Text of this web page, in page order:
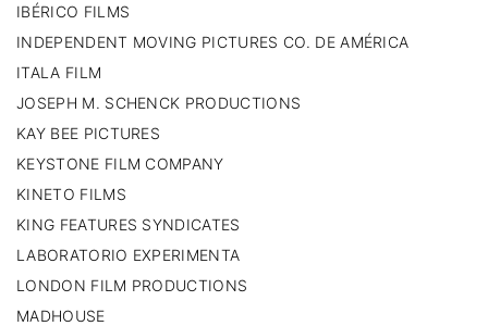
IBÉRICO FILMS
INDEPENDENT MOVING PICTURES CO. DE AMÉRICA
ITALA FILM
JOSEPH M. SCHENCK PRODUCTIONS
KAY BEE PICTURES
KEYSTONE FILM COMPANY
KINETO FILMS
KING FEATURES SYNDICATES
LABORATORIO EXPERIMENTA
LONDON FILM PRODUCTIONS
MADHOUSE